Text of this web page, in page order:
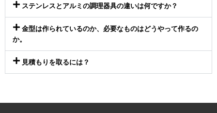
ステンレスとアルミの調理器具の違いは何ですか？
金型は作られているのか、必要なものはどうやって作るの
か。
見積もりを取るには？